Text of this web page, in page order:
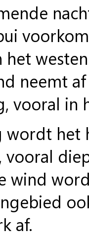
het
neemt
vooral in
wordt het
wind
af.